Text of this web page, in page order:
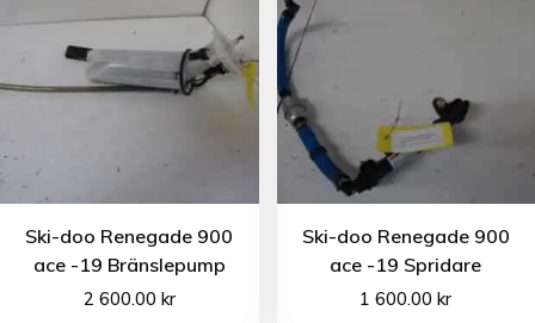
Ski-doo Renegade 900
ace -19 Bränslepump
2 600.00 kr
Ski-doo Renegade 900
ace -19 Spridare
1 600.00kr